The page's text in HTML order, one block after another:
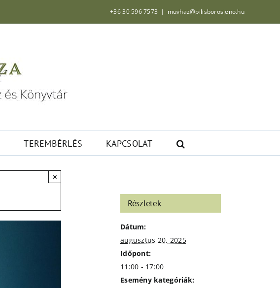
+36 30 596 7573 | muvhaz@pilisborosjeno.hu
TEREMBÉRLÉS KAPCSOLAT
×
Részletek
Dátum:
augusztus 20, 2025
Időpont:
11:00 - 17:00
Esemény kategóriák: